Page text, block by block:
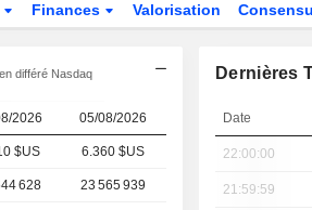
Finances Valorisation
différé Nasdaq
2026 05/08/2026
$US 6.360 $US
628 23 565 939
Dernières
Date
22:00:00
21:59:59